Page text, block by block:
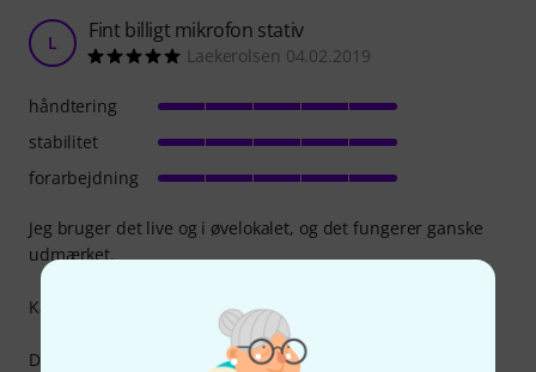
L Fint billigt mikrofon stativ
Laekerolsen 04.02.2019
Jeg bruger det live og i øvelokalet, og det fungerer ganske
udmærket.
Kan man få noget bedre, ja, men prisen er mere end fair.
Det ser måske lidt skrøbeligt ud, men det er faktisk meget
håndtering
stabilitet
forarbejdning